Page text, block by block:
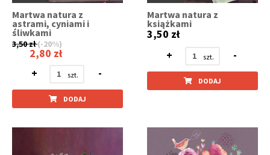
Martwa natura z
astrami, cyniami i
śliwkami
3,50 zł (-20%)
2,80 zł
+
-
DODAJ
Martwa natura z
książkami
3,50 zł
+
-
DODAJ